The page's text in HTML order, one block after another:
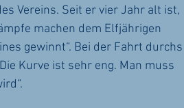
Vereins. Seit er vier Jahr alt ist,
machen dem Elfjährigen
gewinnt“. Bei der Fahrt durchs
Kurve ist sehr eng. Man muss